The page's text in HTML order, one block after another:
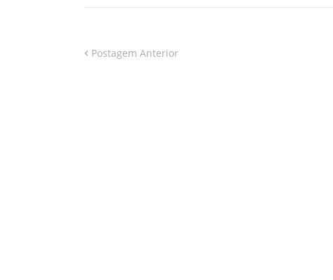
Postagem Anterior